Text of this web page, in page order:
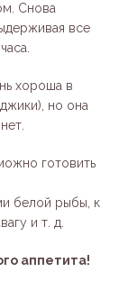
Снова
все
хороша в
но она
готовить
белой рыбы, к
и т. д.
аппетита!